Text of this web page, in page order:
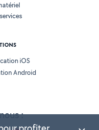
:
iOS
Android